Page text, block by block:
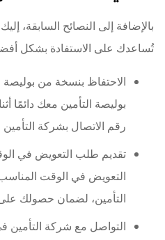
بالإضافة إلى النصائح السابقة،
تُساعدك على الاستفادة بشكل
الاحتفاظ بنسخة من
بوليصة التأمين معك دائمًا
رقم الاتصال بشركة
تقديم طلب التعويض في
التعويض في الوقت
التأمين، لضمان حصولك
التواصل مع شركة